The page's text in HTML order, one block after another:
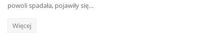
powoli spadała, pojawiły się…
Więcej